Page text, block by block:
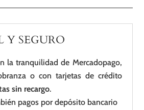
Y SEGURO
la tranquilidad de Mercadopago,
o con tarjetas de crédito
sin recargo.
pagos por depósito bancario